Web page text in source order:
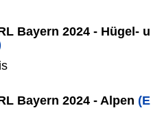
Bayern 2024 - Hügel-
Bayern 2024 - Alpen